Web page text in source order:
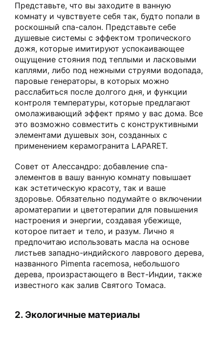
Представьте, что вы заходите в ванную
комнату и чувствуете себя так, будто попали в
роскошный спа-салон. Представьте себе
душевые системы с эффектом тропического
дожя, которые имитируют успокаивающее
ощущение стояния под теплыми и ласковыми
каплями, либо под нежными струями водопада,
паровые генераторы, в которых можно
расслабиться после долгого дня, и функции
контроля температуры, которые предлагают
омолаживающий эффект прямо у вас дома. Все
это возможно совместить с конструктивными
элементами душевых зон, созданных с
применением керамогранита LAPARET.
Совет от Алессандро: добавление спа-
элементов в вашу ванную комнату повышает
как эстетическую красоту, так и ваше
здоровье. Обязательно подумайте о включении
ароматерапии и цветотерапии для повышения
настроения и энергии, создавая убежище,
которое питает и тело, и разум. Лично я
предпочитаю использовать масла на основе
листьев западно-индийского лаврового дерева,
названного Pimenta racemosa, небольшого
дерева, произрастающего в Вест-Индии, также
известного как залив Святого Томаса.
2. Экологичные материалы